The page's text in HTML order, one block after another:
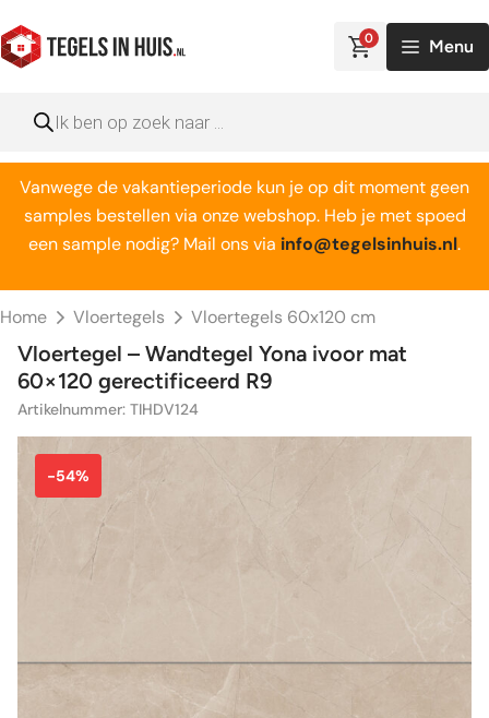
naar
de
0 Menu
zoeken
Vanwege de vakantieperiode kun je op dit moment geen
samples bestellen via onze webshop. Heb je met spoed
een sample nodig? Mail ons via info@tegelsinhuis.nl.
Home Vloertegels Vloertegels 60x120 cm
Vloertegel – Wandtegel Yona ivoor mat
60×120 gerectificeerd R9
Artikelnummer: TIHDV124
-54%